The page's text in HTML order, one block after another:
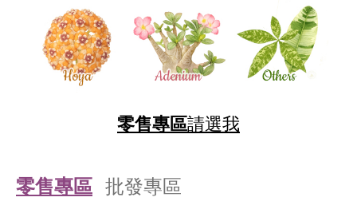
零售專區請選我
零售專區 批發專區